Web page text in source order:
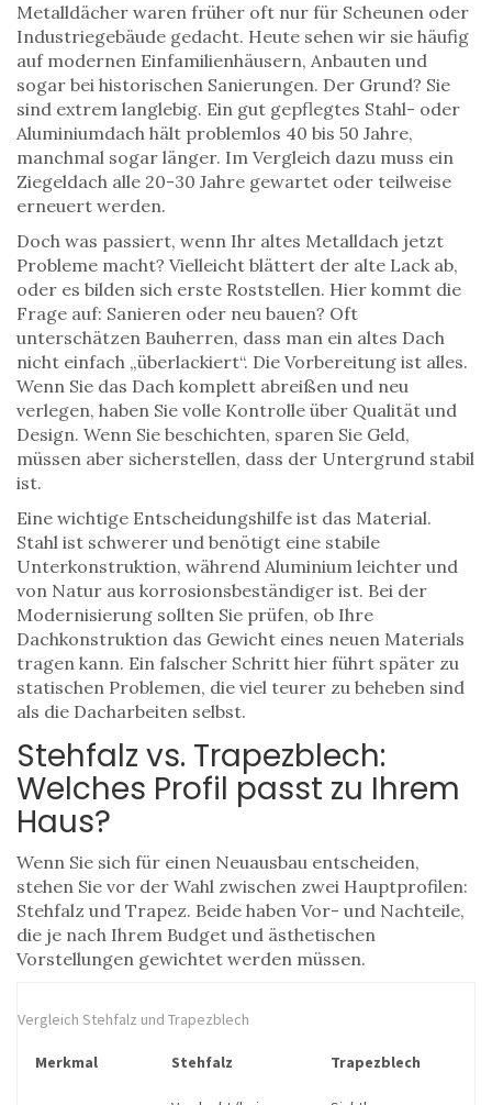
Metalldächer waren früher oft nur für Scheunen oder
Industriegebäude gedacht. Heute sehen wir sie häufig
auf modernen Einfamilienhäusern, Anbauten und
sogar bei historischen Sanierungen. Der Grund? Sie
sind extrem langlebig. Ein gut gepflegtes Stahl- oder
Aluminiumdach hält problemlos 40 bis 50 Jahre,
manchmal sogar länger. Im Vergleich dazu muss ein
Ziegeldach alle 20-30 Jahre gewartet oder teilweise
erneuert werden.
Doch was passiert, wenn Ihr altes Metalldach jetzt
Probleme macht? Vielleicht blättert der alte Lack ab,
oder es bilden sich erste Roststellen. Hier kommt die
Frage auf: Sanieren oder neu bauen? Oft
unterschätzen Bauherren, dass man ein altes Dach
nicht einfach „überlackiert“. Die Vorbereitung ist alles.
Wenn Sie das Dach komplett abreißen und neu
verlegen, haben Sie volle Kontrolle über Qualität und
Design. Wenn Sie beschichten, sparen Sie Geld,
müssen aber sicherstellen, dass der Untergrund stabil
ist.
Eine wichtige Entscheidungshilfe ist das Material.
Stahl ist schwerer und benötigt eine stabile
Unterkonstruktion, während Aluminium leichter und
von Natur aus korrosionsbeständiger ist. Bei der
Modernisierung sollten Sie prüfen, ob Ihre
Dachkonstruktion das Gewicht eines neuen Materials
tragen kann. Ein falscher Schritt hier führt später zu
statischen Problemen, die viel teurer zu beheben sind
als die Dacharbeiten selbst.
Stehfalz vs. Trapezblech:
Welches Profil passt zu Ihrem
Haus?
Wenn Sie sich für einen Neuausbau entscheiden,
stehen Sie vor der Wahl zwischen zwei Hauptprofilen:
Stehfalz und Trapez. Beide haben Vor- und Nachteile,
die je nach Ihrem Budget und ästhetischen
Vorstellungen gewichtet werden müssen.
Vergleich Stehfalz und Trapezblech
Merkmal Stehfalz Trapezblech